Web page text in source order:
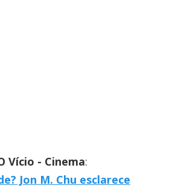
Vício - Cinema:
Jon M. Chu esclarece